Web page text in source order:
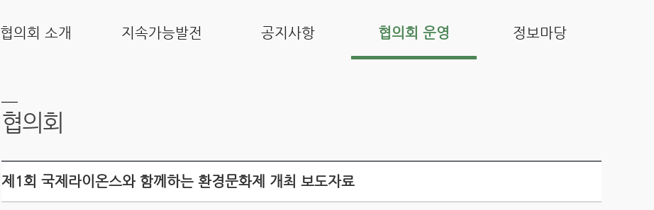
협의회 소개 지속가능발전 공지사항 협의회 운영 정보마당
협의회
제1회 국제라이온스와 함께하는 환경문화제 개최 보도자료